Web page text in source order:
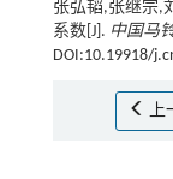
张弘韬,张继宗,
系数[J]. 中国马
DOI:10.19918/
上